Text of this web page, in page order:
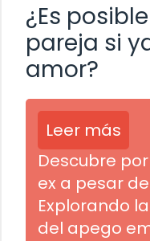
¿Es
pareja si
amor?
Leer más
Descubre
ex a pesar
Explorando
del apego